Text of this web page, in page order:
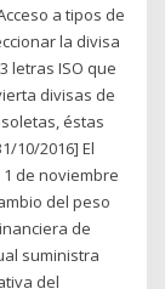
a tipos de
la divisa
letras ISO que
divisas de
éstas
10/2016] El
de noviembre
del peso
de
suministra
del